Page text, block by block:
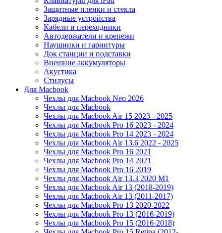
Защитные пленки и стекла
Зарядные устройства
Кабели и переходники
Автодержатели и крепежи
Наушники и гарнитуры
Док станции и подставки
Внешние аккумуляторы
Акустика
Стилусы
Для Macbook
Чехлы для Macbook Neo 2026
Чехлы для Macbook
Чехлы для Macbook Air 15 2023 - 2025
Чехлы для Macbook Pro 16 2023 - 2024
Чехлы для Macbook Pro 14 2023 - 2024
Чехлы для Macbook Air 13.6 2022 - 2025
Чехлы для Macbook Pro 16 2021
Чехлы для Macbook Pro 14 2021
Чехлы для Macbook Pro 16 2019
Чехлы для Macbook Air 13.3 2020 M1
Чехлы для Macbook Air 13 (2018-2019)
Чехлы для Macbook Air 13 (2011-2017)
Чехлы для Macbook Pro 13 2020-2022
Чехлы для Macbook Pro 13 (2016-2019)
Чехлы для Macbook Pro 15 (2016-2018)